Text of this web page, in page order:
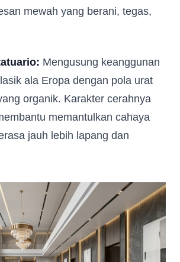
mewah yang berani, tegas,
Mengusung keanggunan
ala Eropa dengan pola urat
organik. Karakter cerahnya
memantulkan cahaya
jauh lebih lapang dan